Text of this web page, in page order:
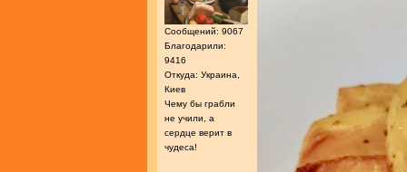
Сообщений: 9067
Благодарили:
9416
Откуда: Украина,
Киев
Чему бы грабли
не учили, а
сердце верит в
чудеса!